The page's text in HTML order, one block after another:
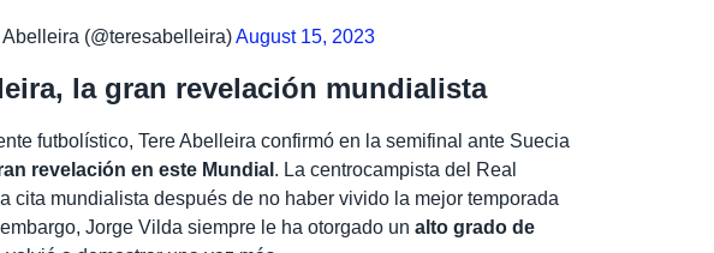
(@teresabelleira)August 15, 2023
la gran revelación mundialista
futbolístico, Tere Abelleira confirmó en la semifinal ante Suecia
revelación en este Mundial . La centrocampista del Real
cita mundialista después de no haber vivido la mejor temporada
Jorge Vilda siempre le ha otorgado unalto grado de